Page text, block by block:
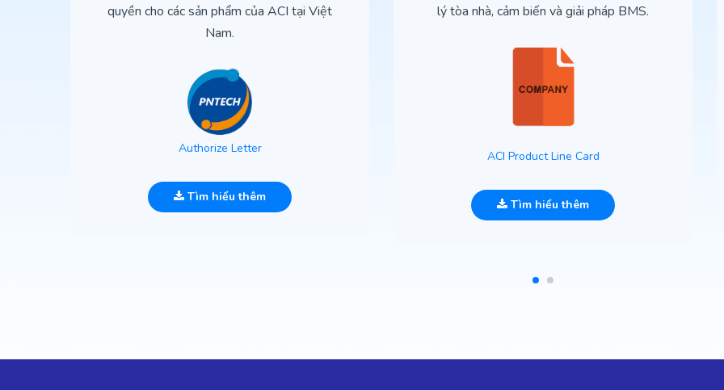
quyền cho các sản phẩm của ACI tại Việt
Nam.
Authorize Letter
Tìm hiểu thêm
lý tòa nhà, cảm biến và giải pháp BMS.
ACI Product Line Card
Tìm hiểu thêm